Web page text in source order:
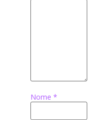
Nome *